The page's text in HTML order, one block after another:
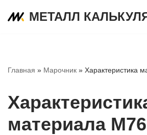
МЕТАЛЛ
Главная » Марочник » Характеристика
материала